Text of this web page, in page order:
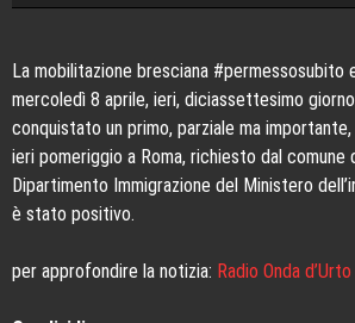
La mobilitazione bresciana
mercoledì 8 aprile, ieri, diciassettesimo
conquistato un primo, parziale ma
ieri pomeriggio a Roma, richiesto dal comune
Dipartimento Immigrazione del Ministero
è stato positivo.
per approfondire la notizia: Radio Onda d’Urto